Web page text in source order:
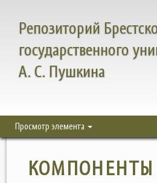
Репозиторий
государственного
А. С. Пушкина
Просмотр элемента